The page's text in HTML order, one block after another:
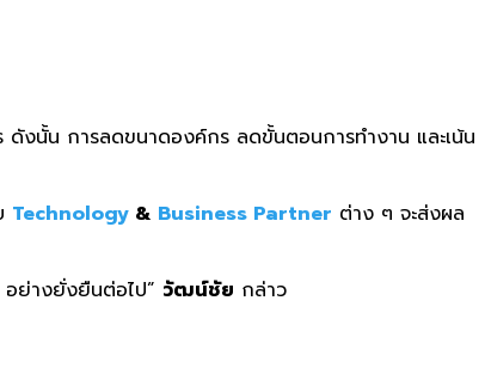
ดังนั้น การลดขนาดองค์กร ลดขั้นตอนการทำงาน และเน้น
Technology & Business Partner ต่าง ๆ จะส่งผล
ย่างยั่งยืนต่อไป” วัฒน์ชัย กล่าว